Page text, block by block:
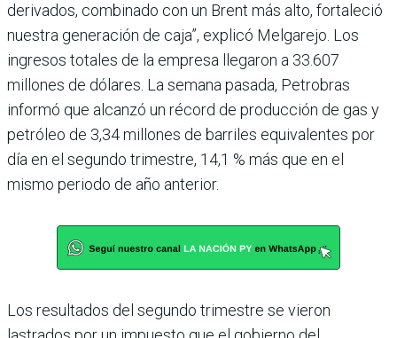
derivados, combinado con un Brent más alto, fortaleció
nuestra generación de caja”, explicó Melgarejo. Los
ingresos totales de la empresa llegaron a 33.607
millones de dólares. La semana pasada, Petrobras
informó que alcanzó un récord de producción de gas y
petróleo de 3,34 millones de barriles equivalentes por
día en el segundo trimestre, 14,1 % más que en el
mismo periodo de año anterior.
Los resultados del segundo trimestre se vieron